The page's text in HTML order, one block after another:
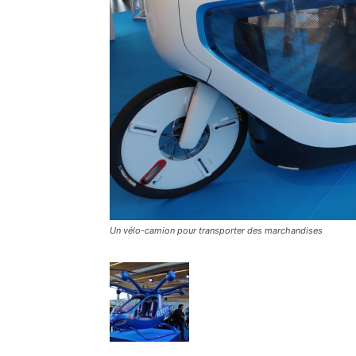
Un vélo-camion pour transporter des marchandises